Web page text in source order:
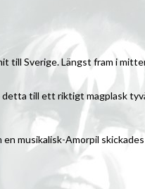
till Sverige. Längst fram i
detta till ett riktigt magplask
musikalisk-Amorpil